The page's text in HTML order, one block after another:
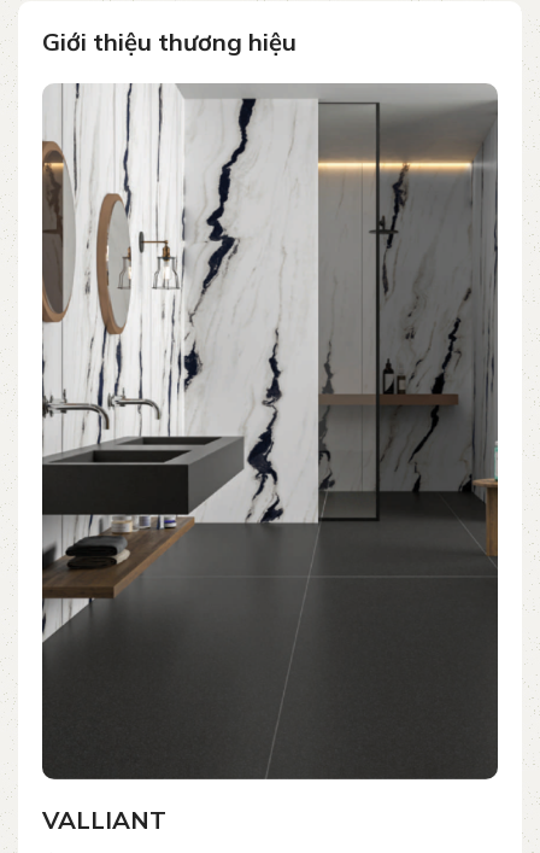
Giới thiệu thương hiệu
VALLIANT